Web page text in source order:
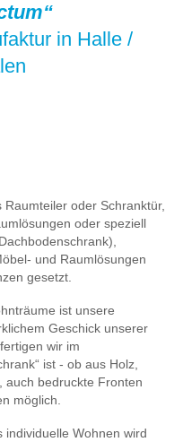
in Halle /
oder Schranktür,
oder speziell
und Raumlösungen
gesetzt.
ist unsere
Geschick unserer
wir im
ist - ob aus Holz,
auch bedruckte Fronten
möglich.
individuelle Wohnen wird